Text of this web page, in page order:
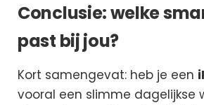
Conclusie: welke
past bij jou?
Kort samengevat: heb je een
vooral een slimme dagelijkse